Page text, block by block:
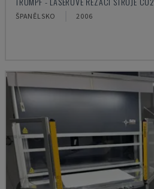
ŠPANĚLSKO 2006